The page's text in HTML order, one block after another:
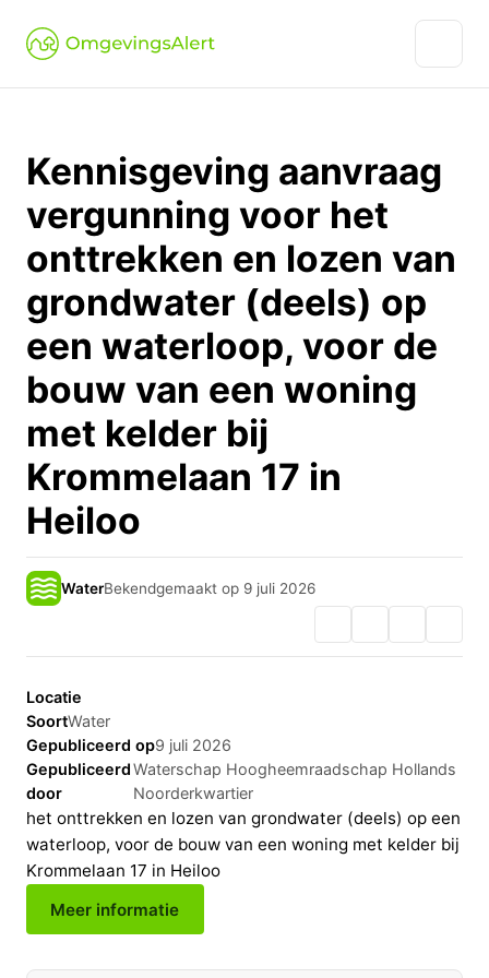
Kennisgeving aanvraag
vergunning voor het
onttrekken en lozen van
grondwater (deels) op
een waterloop, voor de
bouw van een woning
met kelder bij
Krommelaan 17 in
Heiloo
WaterBekendgemaakt op 9 juli 2026
Locatie
SoortWater
Gepubliceerd op9 juli 2026
Gepubliceerd
door
Waterschap Hoogheemraadschap Hollands
Noorderkwartier
het onttrekken en lozen van grondwater (deels) op een
waterloop, voor de bouw van een woning met kelder bij
Krommelaan 17 in Heiloo
Meer informatie